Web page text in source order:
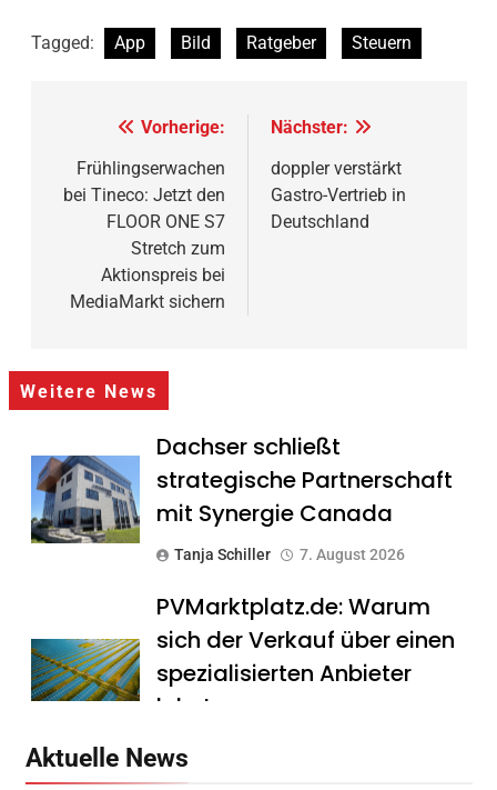
Tagged: App Bild Ratgeber Steuern
Beitragsnavigation
Vorherige:
Frühlingserwachen
bei Tineco: Jetzt den
FLOOR ONE S7
Stretch zum
Aktionspreis bei
MediaMarkt sichern
Nächster:
doppler verstärkt
Gastro-Vertrieb in
Deutschland
Weitere News
Dachser schließt
strategische Partnerschaft
mit Synergie Canada
Tanja Schiller 7. August 2026
PVMarktplatz.de: Warum
sich der Verkauf über einen
spezialisierten Anbieter
lohnt
Aktuelle News